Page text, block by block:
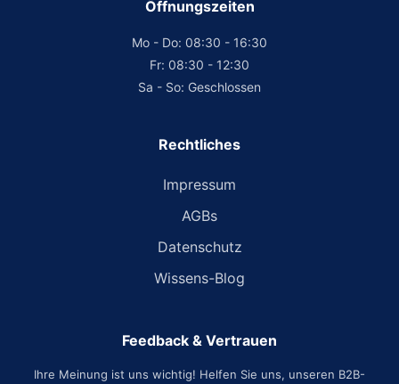
Öffnungszeiten
Mo - Do: 08:30 - 16:30
Fr: 08:30 - 12:30
Sa - So: Geschlossen
Rechtliches
Impressum
AGBs
Datenschutz
Wissens-Blog
Feedback & Vertrauen
Ihre Meinung ist uns wichtig! Helfen Sie uns, unseren B2B-